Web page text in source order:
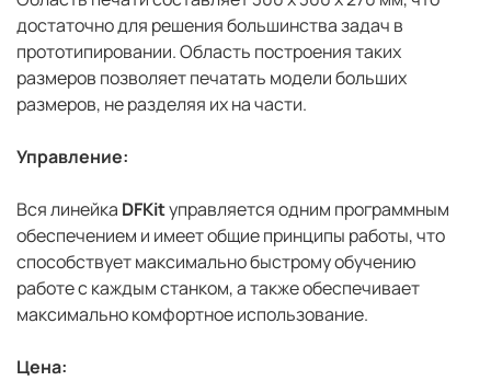
достаточно для решения большинства задач в
прототипировании. Область построения таких
размеров позволяет печатать модели больших
размеров, не разделяя их на части.
Управление:
Вся линейка DFKitуправляется одним программным
обеспечением и имеет общие принципы работы, что
способствует максимально быстрому обучению
работе с каждым станком, а также обеспечивает
максимально комфортное использование.
Цена: